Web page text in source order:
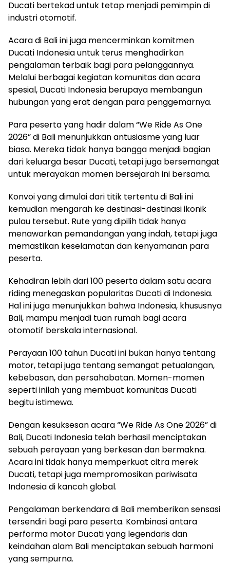
Ducati bertekad untuk tetap menjadi pemimpin di
industri otomotif.
Acara di Bali ini juga mencerminkan komitmen
Ducati Indonesia untuk terus menghadirkan
pengalaman terbaik bagi para pelanggannya.
Melalui berbagai kegiatan komunitas dan acara
spesial, Ducati Indonesia berupaya membangun
hubungan yang erat dengan para penggemarnya.
Para peserta yang hadir dalam “We Ride As One
2026” di Bali menunjukkan antusiasme yang luar
biasa. Mereka tidak hanya bangga menjadi bagian
dari keluarga besar Ducati, tetapi juga bersemangat
untuk merayakan momen bersejarah ini bersama.
Konvoi yang dimulai dari titik tertentu di Bali ini
kemudian mengarah ke destinasi-destinasi ikonik
pulau tersebut. Rute yang dipilih tidak hanya
menawarkan pemandangan yang indah, tetapi juga
memastikan keselamatan dan kenyamanan para
peserta.
Kehadiran lebih dari 100 peserta dalam satu acara
riding menegaskan popularitas Ducati di Indonesia.
Hal ini juga menunjukkan bahwa Indonesia, khususnya
Bali, mampu menjadi tuan rumah bagi acara
otomotif berskala internasional.
Perayaan 100 tahun Ducati ini bukan hanya tentang
motor, tetapi juga tentang semangat petualangan,
kebebasan, dan persahabatan. Momen-momen
seperti inilah yang membuat komunitas Ducati
begitu istimewa.
Dengan kesuksesan acara “We Ride As One 2026” di
Bali, Ducati Indonesia telah berhasil menciptakan
sebuah perayaan yang berkesan dan bermakna.
Acara ini tidak hanya memperkuat citra merek
Ducati, tetapi juga mempromosikan pariwisata
Indonesia di kancah global.
Pengalaman berkendara di Bali memberikan sensasi
tersendiri bagi para peserta. Kombinasi antara
performa motor Ducati yang legendaris dan
keindahan alam Bali menciptakan sebuah harmoni
yang sempurna.